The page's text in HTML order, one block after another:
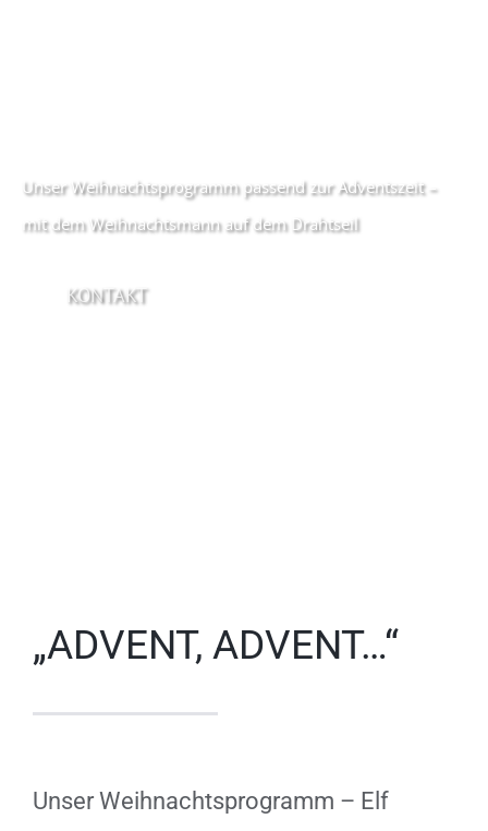
Unser Weihnachtsprogramm passend zur Adventszeit –
mit dem Weihnachtsmann auf dem Drahtseil
KONTAKT
„ADVENT, ADVENT…“
Unser Weihnachtsprogramm – Elf